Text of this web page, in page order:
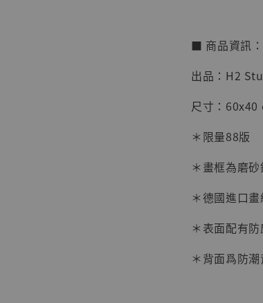
■ 商品資訊：
出品：H2
尺寸：60x40
＊限量88版
＊畫框為磨
＊德國進口
＊表面配有
＊背面爲防潮